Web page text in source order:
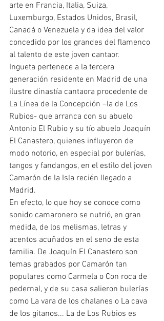
arte en Francia, Italia, Suiza,
Luxemburgo, Estados Unidos, Brasil,
Canadá o Venezuela y da idea del valor
concedido por los grandes del flamenco
al talento de este joven cantaor.
Ingueta pertenece a la tercera
generación residente en Madrid de una
ilustre dinastía cantaora procedente de
La Línea de la Concepción –la de Los
Rubios- que arranca con su abuelo
Antonio El Rubio y su tío abuelo Joaquín
El Canastero, quienes influyeron de
modo notorio, en especial por bulerías,
tangos y fandangos, en el estilo del joven
Camarón de la Isla recién llegado a
Madrid.
En efecto, lo que hoy se conoce como
sonido camaronero se nutrió, en gran
medida, de los melismas, letras y
acentos acuñados en el seno de esta
familia. De Joaquín El Canastero son
temas grabados por Camarón tan
populares como Carmela o Con roca de
pedernal, y de su casa salieron bulerías
como La vara de los chalanes o La cava
de los gitanos... La de Los Rubios es